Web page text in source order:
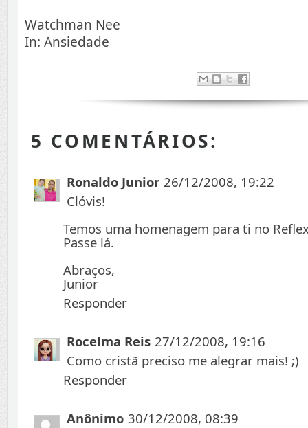
Watchman Nee
In: Ansiedade
5 COMENTÁRIOS:
Ronaldo Junior 26/12/2008, 19:22
Clóvis!
Temos uma homenagem para ti no
Passe lá.
Abraços,
Junior
Responder
Rocelma Reis 27/12/2008, 19:16
Como cristã preciso me alegrar mais! ;)
Responder
Anônimo 30/12/2008, 08:39